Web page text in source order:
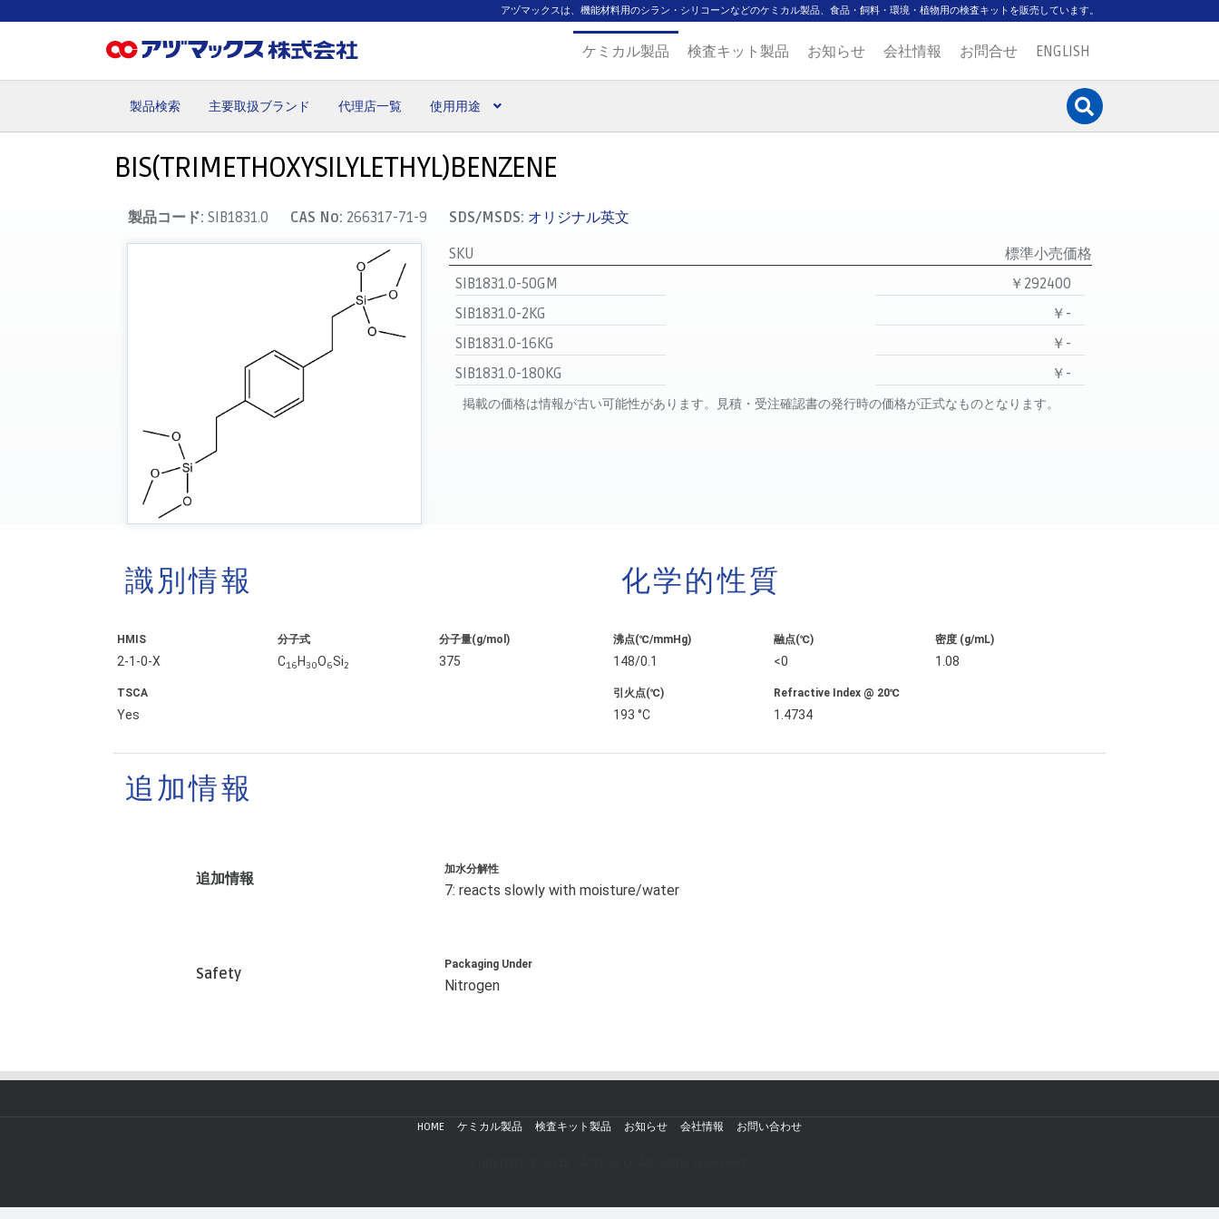
アヅマックスは、機能材料用のシラン・シリコーンなどのケミカル製品、食品・飼料・環境・植物用の検査キットを販売しています。
ケミカル製品 検査キット製品 お知らせ 会社情報 お問合せ ENGLISH
製品検索 主要取扱ブランド 代理店一覧 使用用途
BIS(TRIMETHOXYSILYLETHYL)BENZENE
製品コード:SIB1831.0 CAS No: 266317-71-9 SDS/MSDS: オリジナル英文
SKU
標準小売価格
SIB1831.0-50GM
￥292400
SIB1831.0-2KG
￥-
SIB1831.0-16KG
￥-
SIB1831.0-180KG
￥-
掲載の価格は情報が古い可能性があります。見積・受注確認書の発行時の価格が正式なものとなります。
識別情報
HMIS
2-1-0-X
分子式
C16H 30O6Si2
分子量(g/mol)
375
TSCA
Yes
化学的性質
沸点(℃/mmHg)
148/0.1
融点(℃)
<0
密度 (g/mL)
1.08
引火点(℃)
193 °C
Refractive Index @ 20℃
1.4734
追加情報
追加情報
加水分解性
7: reacts slowly with moisture/water
Safety
Packaging Under
Nitrogen
HOME ケミカル製品 検査キット製品 お知らせ 会社情報 お問い合わせ